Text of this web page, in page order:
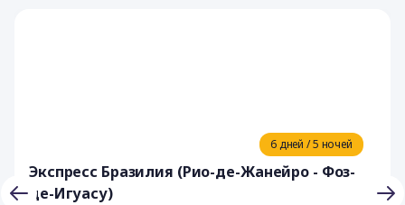
6 дней / 5 ночей
Экспресс Бразилия (Рио-де-Жанейро - Фоз-
де-Игуасу)